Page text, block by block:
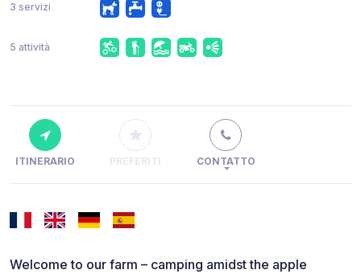
3 servizi
5 attività
ITINERARIO PREFERITI CONTATTO
Welcome to our farm – camping amidst the apple